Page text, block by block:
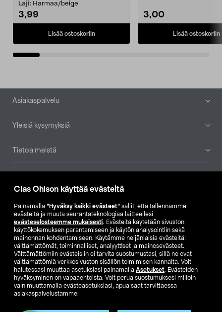
Clas Ohlson käyttää evästeitä
Painamalla ”Hyväksy kaikki evästeet” sallit, että tallennamme
evästeitä ja muuta seurantateknologiaa laitteellesi
evästeselosteemme mukaisesti. Evästeitä käytetään sivuston
käyttökokemuksen parantamiseen ja käytön analysointiin sekä
mainonnan kohdentamiseen. Käytämme neljänlaisia evästeitä:
välttämättömät, toiminnalliset, analyyttiset ja mainosevästeet.
Välttämättömiin evästeisiin ei tarvita suostumustasi, sillä ne ovat
välttämättömiä verkkosivuston sisällön toimimisen kannalta. Voit
halutessasi muuttaa asetuksiasi painamalla Asetukset. Evästeiden
hyväksyminen on vapaaehtoista. Voit perua suostumuksesi milloin
vain muuttamalla evästeasetuksiasi, apua saat tarvittaessa
asiakaspalvelustamme.
Laji: Harmaa/beige
3,99
Lisää ostoskoriin
3,00
Lisää ostoskoriin
Alatunniste
Asiakaspalvelu
Yleisiä kysymyksiä
Tietoa meistä
Etsi myymälä
SE NO FI
FI SV